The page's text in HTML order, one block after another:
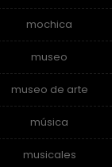
mochica
museo
museo de arte
música
musicales